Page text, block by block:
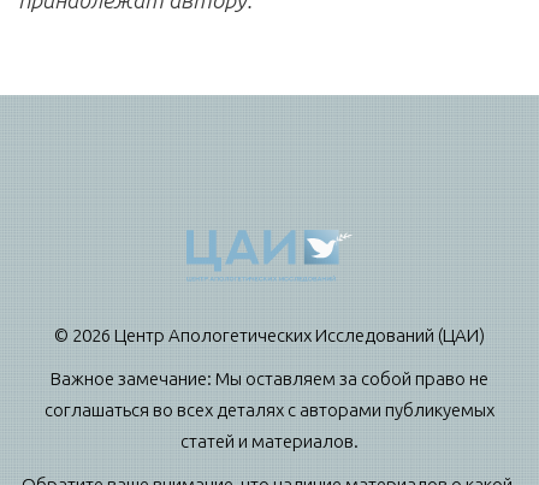
© 2026 Центр Апологетических Исследований (ЦАИ)
Важное замечание: Мы оставляем за собой право не
соглашаться во всех деталях с авторами публикуемых
статей и материалов.